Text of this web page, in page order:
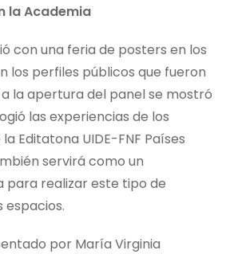
la Academia
con una feria de posters en los
los perfiles públicos que fueron
la apertura del panel se mostró
las experiencias de los
Editatona UIDE-FNF Países
servirá como un
para realizar este tipo de
por María Virginia